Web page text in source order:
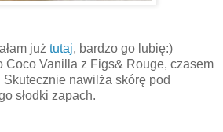
już tutaj, bardzo go lubię:)
Coco Vanilla z Figs& Rouge, czasem
Skutecznie nawilża skórę pod
słodki zapach.